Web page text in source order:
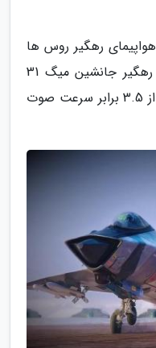
به گزارش مجله سرگرمی، میگ 41 هواپیمای رهگیر روس ها
در آینده خواهد بود. این جنگنده رهگیر جانشین میگ 31
است و می تواند به سرعتی بالاتر از 3.5 برابر سرعت صوت